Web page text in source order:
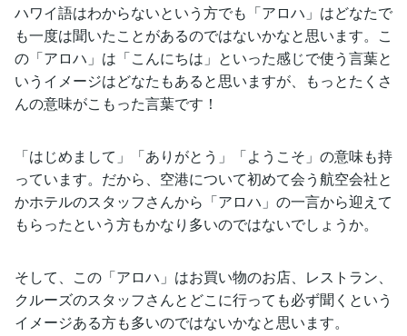
ハワイ語はわからないという方でも「アロハ」はどなたで
も一度は聞いたことがあるのではないかなと思います。こ
の「アロハ」は「こんにちは」といった感じで使う言葉と
いうイメージはどなたもあると思いますが、もっとたくさ
んの意味がこもった言葉です！
「はじめまして」「ありがとう」「ようこそ」の意味も持
っています。だから、空港について初めて会う航空会社と
かホテルのスタッフさんから「アロハ」の一言から迎えて
もらったという方もかなり多いのではないでしょうか。
そして、この「アロハ」はお買い物のお店、レストラン、
クルーズのスタッフさんとどこに行っても必ず聞くという
イメージある方も多いのではないかなと思います。